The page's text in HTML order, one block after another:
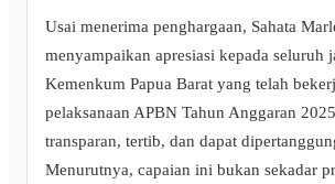
Usai menerima penghargaan, Sahata
menyampaikan apresiasi kepada seluruh
Kemenkum Papua Barat yang telah
pelaksanaan APBN Tahun Anggaran
transparan, tertib, dan dapat
Menurutnya, capaian ini bukan sekadar